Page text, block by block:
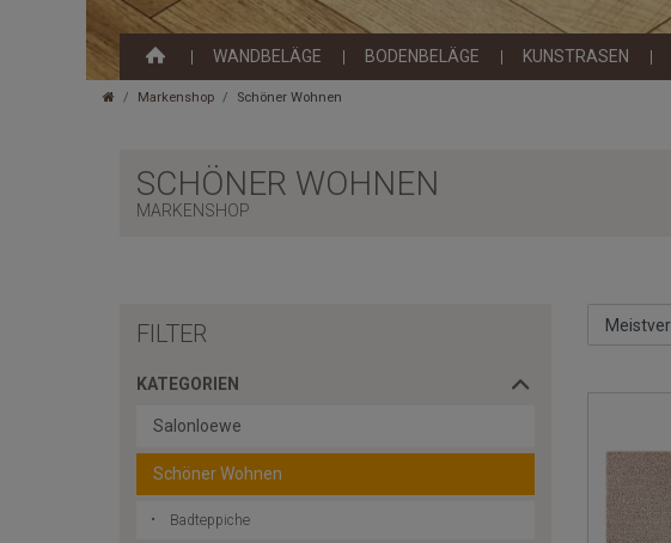
WANDBELÄGE BODENBELÄGE KUNSTRASEN
Markenshop Schöner Wohnen
SCHÖNER WOHNEN
MARKENSHOP
FILTER
KATEGORIEN
Salonloewe
Schöner Wohnen
Badteppiche